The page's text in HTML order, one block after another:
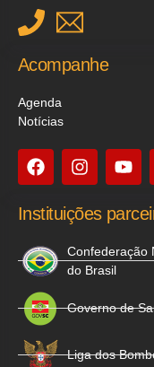
Acompanhe
Agenda
Notícias
Instituições
Confederação
do Brasil
Governo de
Liga dos